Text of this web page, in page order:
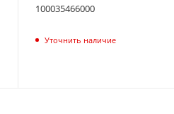
100035466000
Уточнить наличие